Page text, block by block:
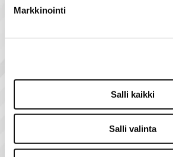
Markkinointi
Salli kaikki
Salli valinta
Voidaan käyttää työaikaisena
Kytkentä
Näytä lisää tuotteita
Keskukset ja